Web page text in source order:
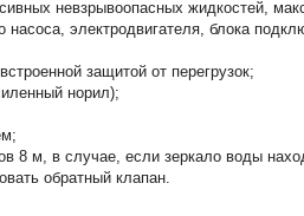
невзрывоопасных жидкостей,
насоса, электродвигателя, блока
защитой от перегрузок;
норил);
8 м, в случае, если зеркало воды
обратный клапан.